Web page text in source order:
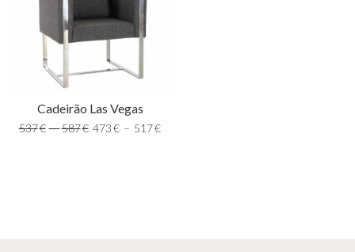
Cadeirão Las Vegas
537€ –587€ 473€ – 517€